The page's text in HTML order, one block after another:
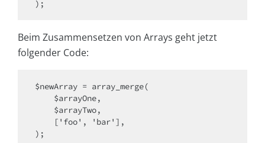
Beim Zusammensetzen von Arrays geht jetzt
folgender Code:
$newArray = array_merge(